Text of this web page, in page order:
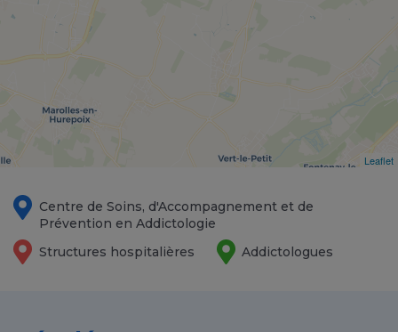
Leaflet
Centre de Soins, d'Accompagnement et de
Prévention en Addictologie
Structures hospitalières
Addictologues